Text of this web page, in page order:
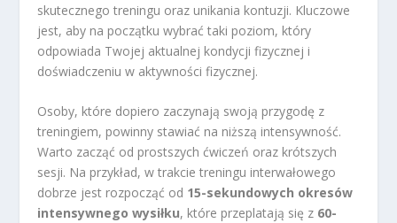
skutecznego treningu oraz unikania kontuzji. Kluczowe
jest, aby na początku wybrać taki poziom, który
odpowiada Twojej aktualnej kondycji fizycznej i
doświadczeniu w aktywności fizycznej.
Osoby, które dopiero zaczynają swoją przygodę z
treningiem, powinny stawiać na niższą intensywność.
Warto zacząć od prostszych ćwiczeń oraz krótszych
sesji. Na przykład, w trakcie treningu interwałowego
dobrze jest rozpocząć od 15-sekundowych okresów
intensywnego wysiłku, które przeplatają się z 60-